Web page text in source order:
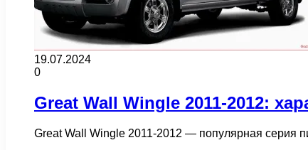
19.07.2024
0
Great Wall Wingle 2011-2012:
Great Wall Wingle 2011-2012 — популярная серия